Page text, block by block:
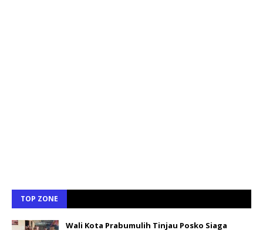
TOP ZONE
Wali Kota Prabumulih Tinjau Posko Siaga